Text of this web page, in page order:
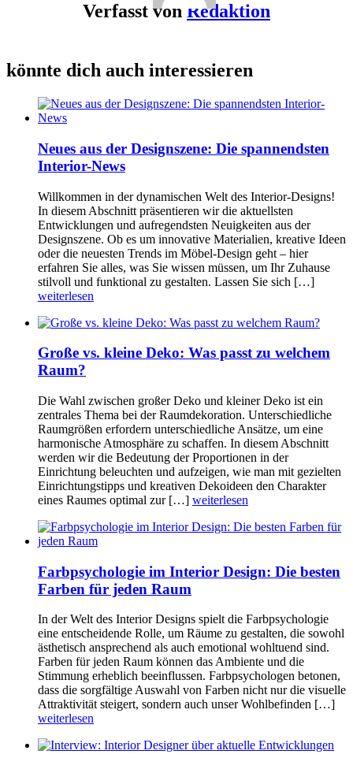
Verfasst von Redaktion
könnte dich auch interessieren
Neues aus der Designszene: Die spannendsten
Interior-News
Willkommen in der dynamischen Welt des Interior-Designs!
In diesem Abschnitt präsentieren wir die aktuellsten
Entwicklungen und aufregendsten Neuigkeiten aus der
Designszene. Ob es um innovative Materialien, kreative Ideen
oder die neuesten Trends im Möbel-Design geht – hier
erfahren Sie alles, was Sie wissen müssen, um Ihr Zuhause
stilvoll und funktional zu gestalten. Lassen Sie sich […]
weiterlesen
Große vs. kleine Deko: Was passt zu welchem
Raum?
Die Wahl zwischen großer Deko und kleiner Deko ist ein
zentrales Thema bei der Raumdekoration. Unterschiedliche
Raumgrößen erfordern unterschiedliche Ansätze, um eine
harmonische Atmosphäre zu schaffen. In diesem Abschnitt
werden wir die Bedeutung der Proportionen in der
Einrichtung beleuchten und aufzeigen, wie man mit gezielten
Einrichtungstipps und kreativen Dekoideen den Charakter
eines Raumes optimal zur […] weiterlesen
Farbpsychologie im Interior Design: Die besten
Farben für jeden Raum
In der Welt des Interior Designs spielt die Farbpsychologie
eine entscheidende Rolle, um Räume zu gestalten, die sowohl
ästhetisch ansprechend als auch emotional wohltuend sind.
Farben für jeden Raum können das Ambiente und die
Stimmung erheblich beeinflussen. Farbpsychologen betonen,
dass die sorgfältige Auswahl von Farben nicht nur die visuelle
Attraktivität steigert, sondern auch unser Wohlbefinden […]
weiterlesen